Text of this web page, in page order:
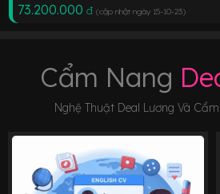
73.200.000 đ (cập nhật ngày 15-10-23)
Cẩm Nang
Nghệ Thuật Deal Lương Và